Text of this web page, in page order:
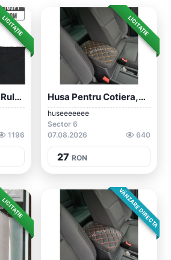
LICITAȚIE
Telemetru Laser / Ruleta Laser De Masura...
1196
LICITAȚIE
Husa Pentru Cotiera,universala C 01
huseeeeeee
Sector 6
07.08.2026
640
27 RON
LICITAȚIE VÂNZARE DIRECTA